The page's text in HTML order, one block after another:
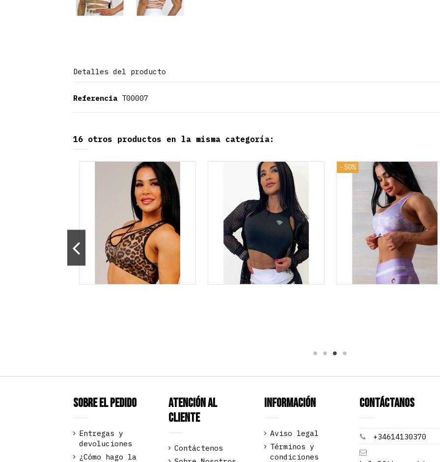
Detalles del producto
Referencia T00007
16 otros productos en la misma categoría:
Producto disponible con otras opciones
Sobre el pedido
Entregas y
devoluciones
¿Cómo hago la
Atención al
Cliente
Contáctenos
Información
Aviso legal
Términos y
condiciones
Contáctanos
+34614130370